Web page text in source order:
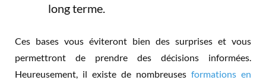
long terme.
Ces bases vous éviteront bien des surprises et vous
permettront de prendre des décisions informées.
Heureusement, il existe de nombreuses formations en